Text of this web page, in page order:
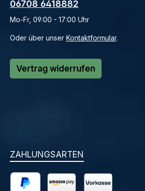
06708 6418882
Mo-Fr, 09:00 - 17:00 Uhr
Oder über unser Kontaktformular.
Vertrag widerrufen
ZAHLUNGSARTEN